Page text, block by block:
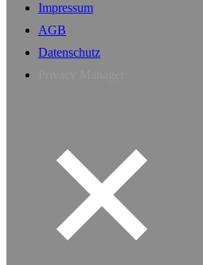
Impressum
AGB
Datenschutz